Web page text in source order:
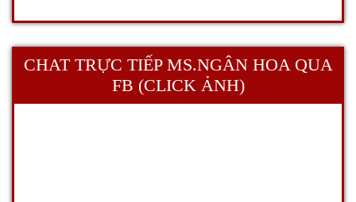
CHAT TRỰC TIẾP MS.NGÂN HOA QUA
FB (CLICK ẢNH)